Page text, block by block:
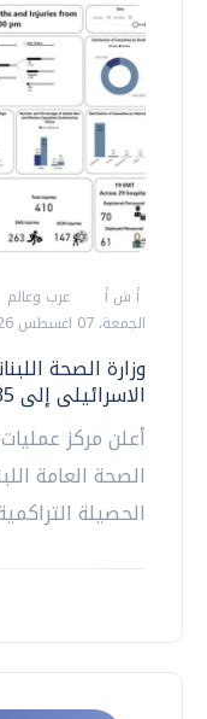
أ ش أ
عرب وعالم
الجمعة، 07 اغسطس 2026 11:10 م
وزارة الصحة
الاسرائيلى إلى 4335 شهيدا
أعلن مركز
الصحة العامة
الحصيلة